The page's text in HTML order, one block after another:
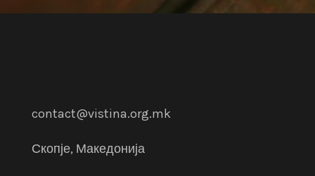
contact@vistina.org.mk
Скопје, Македонија